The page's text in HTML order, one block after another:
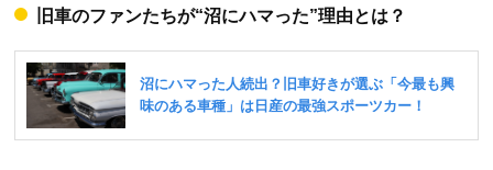
旧車のファンたちが“沼にハマった”理由とは？